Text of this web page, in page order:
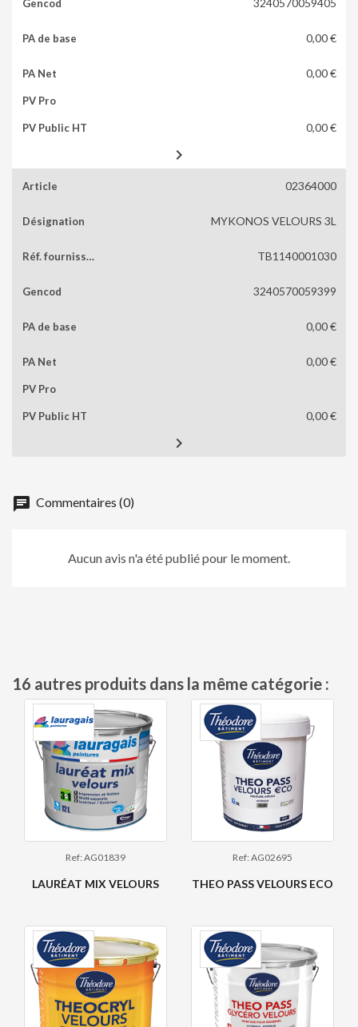
3240570059405
0,00 €
0,00 €
0,00 €

02364000
MYKONOS VELOURS 3L
TB1140001030
3240570059399
0,00 €
0,00 €
0,00 €

chat Commentaires (0)
Aucun avis n'a été publié pour le moment.
16 autres produits dans la même catégorie :
Ref: AG01839
LAURÉAT MIX VELOURS
Ref: AG02695
THEO PASS VELOURS ECO